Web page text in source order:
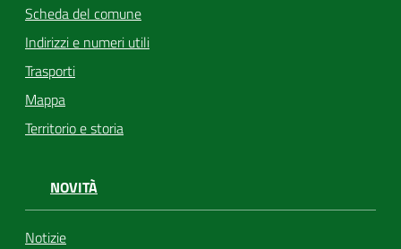
Scheda del comune
Indirizzi e numeri utili
Trasporti
Mappa
Territorio e storia
NOVITÀ
Notizie